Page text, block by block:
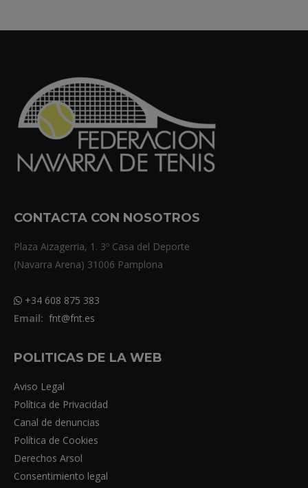
CONTACTA CON NOSOTROS
Plaza Aizagerria, 1. 3º Casa del Deporte
(Navarra Arena) 31006 Pamplona
+34 608 875 383
Email: fnt@fnt.es
POLITICAS DE LA WEB
Aviso Legal
Política de Privacidad
Canal de denuncias
Política de Cookies
Derechos Arsol
Consentimiento legal